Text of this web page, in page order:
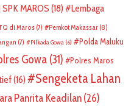
SPK MAROS (18)
Lembaga
di Maros (7) Pemkot Makassar (8)
(7) Pilkada Gowa (6)
Polda Maluku
Gowa (31)
Polres Maros
(16)
Sengeketa Lahan
Panrita Keadilan(26)